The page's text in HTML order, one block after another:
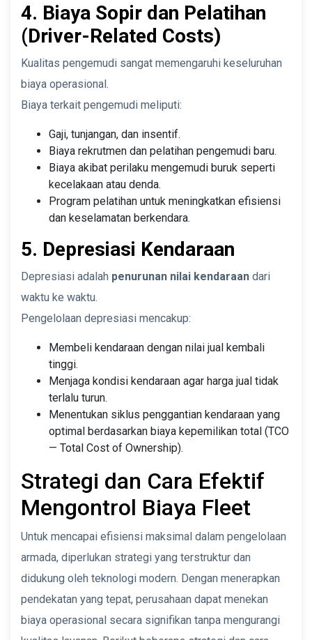
4. Biaya Sopir dan Pelatihan
(Driver-Related Costs)
Kualitas pengemudi sangat memengaruhi keseluruhan
biaya operasional.
Biaya terkait pengemudi meliputi:
Gaji, tunjangan, dan insentif.
Biaya rekrutmen dan pelatihan pengemudi baru.
Biaya akibat perilaku mengemudi buruk seperti
kecelakaan atau denda.
Program pelatihan untuk meningkatkan efisiensi
dan keselamatan berkendara.
5. Depresiasi Kendaraan
Depresiasi adalah penurunan nilai kendaraan dari
waktu ke waktu.
Pengelolaan depresiasi mencakup:
Membeli kendaraan dengan nilai jual kembali
tinggi.
Menjaga kondisi kendaraan agar harga jual tidak
terlalu turun.
Menentukan siklus penggantian kendaraan yang
optimal berdasarkan biaya kepemilikan total (TCO
— Total Cost of Ownership).
Strategi dan Cara Efektif
Mengontrol Biaya Fleet
Untuk mencapai efisiensi maksimal dalam pengelolaan
armada, diperlukan strategi yang terstruktur dan
didukung oleh teknologi modern. Dengan menerapkan
pendekatan yang tepat, perusahaan dapat menekan
biaya operasional secara signifikan tanpa mengurangi